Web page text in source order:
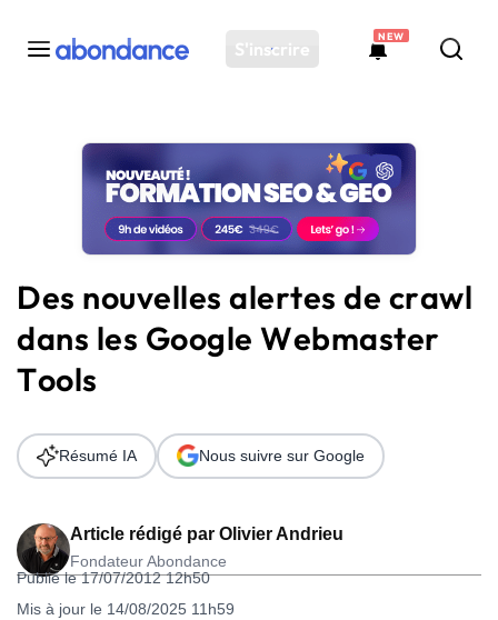
S'inscrire
NEW
Toutes les actus
Actus SEO
Plateforme
Solutions
Ressources
Audit SEO
Des nouvelles alertes de crawl
dans les Google Webmaster
Tools
Article rédigé par Olivier Andrieu
Fondateur Abondance
Publié le 17/07/2012 12h50
Mis à jour le 14/08/2025 11h59
Résumé IA Nous suivre sur Google